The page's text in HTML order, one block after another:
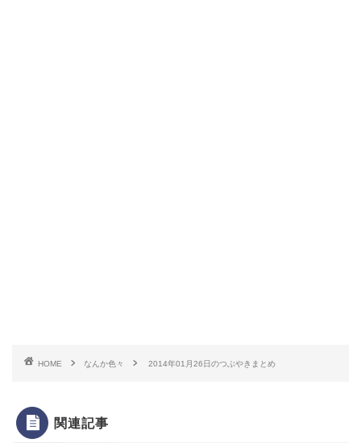
HOME なんか色々 2014年01月26日のつぶやきまとめ
関連記事